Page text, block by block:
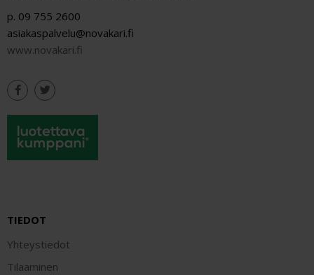
p. 09 755 2600
asiakaspalvelu@novakari.fi
www.novakari.fi
TIEDOT
Yhteystiedot
Tilaaminen